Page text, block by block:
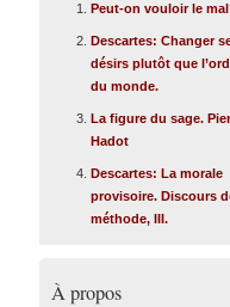
Peut-on vouloir le
Descartes: Changer
désirs plutôt que
du monde.
La figure du sage.
Hadot
Descartes: La morale
provisoire. Discours
méthode, III.
À propos